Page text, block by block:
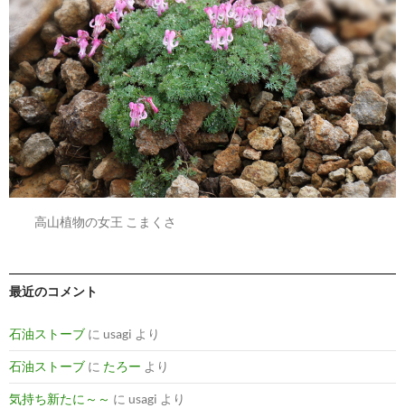
高山植物の女王 こまくさ
最近のコメント
石油ストーブ に usagi より
石油ストーブ に たろー より
気持ち新たに～～ に usagi より